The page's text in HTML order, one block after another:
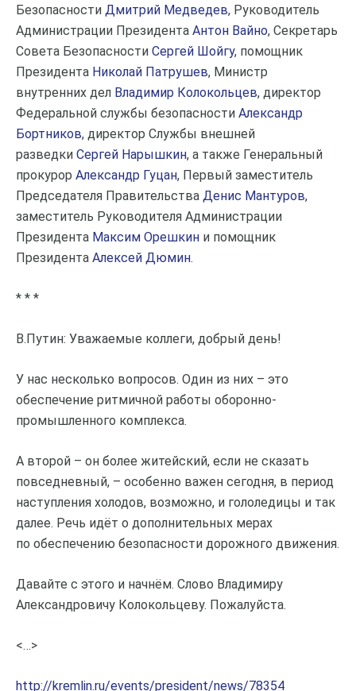
Безопасности Дмитрий Медведев, Руководитель
Администрации Президента Антон Вайно, Секретарь
Совета Безопасности Сергей Шойгу, помощник
Президента Николай Патрушев, Министр
внутренних дел Владимир Колокольцев, директор
Федеральной службы безопасности Александр
Бортников, директор Службы внешней
разведки Сергей Нарышкин, а также Генеральный
прокурор Александр Гуцан, Первый заместитель
Председателя Правительства Денис Мантуров,
заместитель Руководителя Администрации
Президента Максим Орешкин и помощник
Президента Алексей Дюмин.
* * *
В.Путин: Уважаемые коллеги, добрый день!
У нас несколько вопросов. Один из них – это
обеспечение ритмичной работы оборонно-
промышленного комплекса.
А второй – он более житейский, если не сказать
повседневный, – особенно важен сегодня, в период
наступления холодов, возможно, и гололедицы и так
далее. Речь идёт о дополнительных мерах
по обеспечению безопасности дорожного движения.
Давайте с этого и начнём. Слово Владимиру
Александровичу Колокольцеву. Пожалуйста.
<…>
http://kremlin.ru/events/president/news/78354